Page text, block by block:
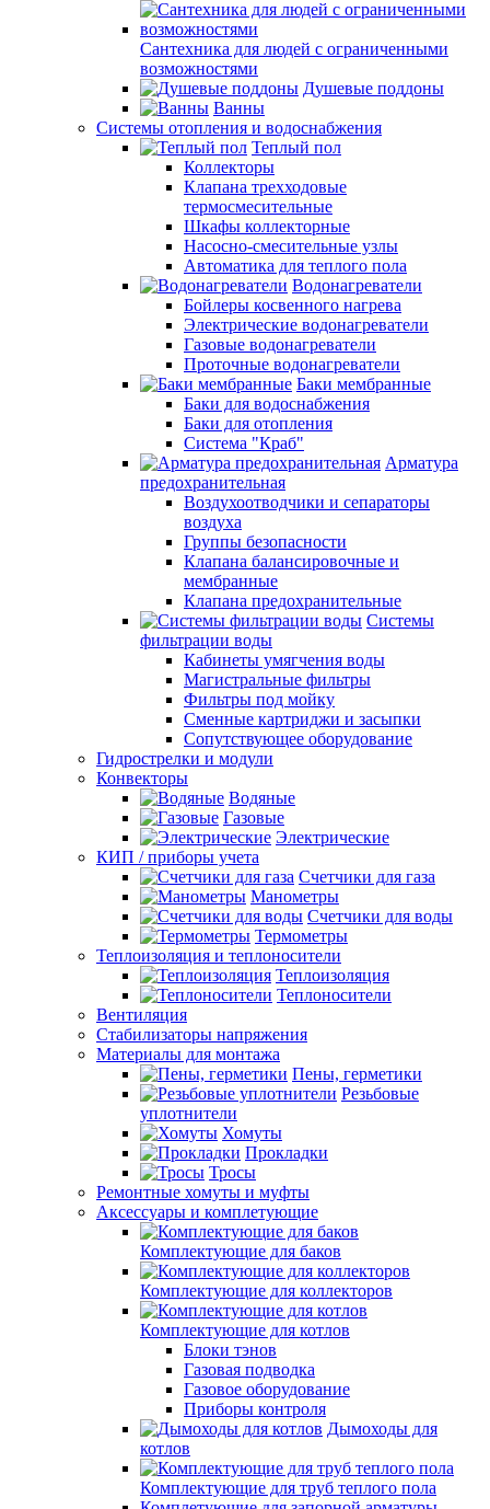
Сантехника для людей с ограниченными
возможностями
Душевые поддоны
Ванны
Системы отопления и водоснабжения
Теплый пол
Коллекторы
Клапана трехходовые
термосмесительные
Шкафы коллекторные
Насосно-смесительные узлы
Автоматика для теплого пола
Водонагреватели
Бойлеры косвенного нагрева
Электрические водонагреватели
Газовые водонагреватели
Проточные водонагреватели
Баки мембранные
Баки для водоснабжения
Баки для отопления
Система "Краб"
Арматура
предохранительная
Воздухоотводчики и сепараторы
воздуха
Группы безопасности
Клапана балансировочные и
мембранные
Клапана предохранительные
Системы
фильтрации воды
Кабинеты умягчения воды
Магистральные фильтры
Фильтры под мойку
Сменные картриджи и засыпки
Сопутствующее оборудование
Гидрострелки и модули
Конвекторы
Водяные
Газовые
Электрические
КИП / приборы учета
Счетчики для газа
Манометры
Счетчики для воды
Термометры
Теплоизоляция и теплоносители
Теплоизоляция
Теплоносители
Вентиляция
Стабилизаторы напряжения
Материалы для монтажа
Пены, герметики
Резьбовые
уплотнители
Хомуты
Прокладки
Тросы
Ремонтные хомуты и муфты
Аксессуары и комплетующие
Комплектующие для баков
Комплектующие для коллекторов
Комплектующие для котлов
Блоки тэнов
Газовая подводка
Газовое оборудование
Приборы контроля
Дымоходы для
котлов
Комплектующие для труб теплого пола